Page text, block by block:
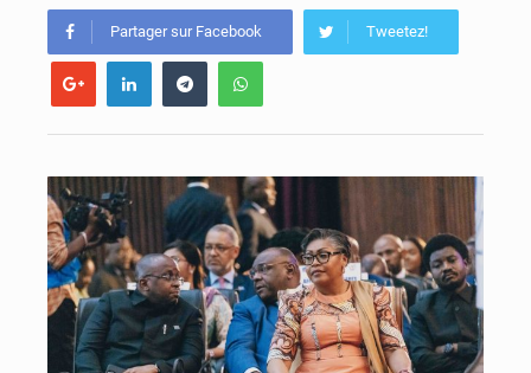
Partager sur Facebook Tweetez!